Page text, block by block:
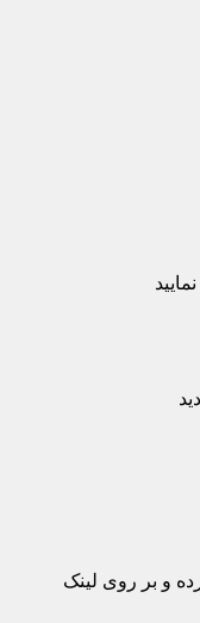
و بر روی لینک